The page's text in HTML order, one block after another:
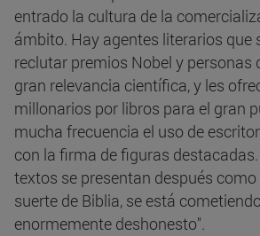
entrado la cultura de la
ámbito. Hay agentes literarios que
reclutar premios Nobel y personas
gran relevancia científica, y les
millonarios por libros para el gran
mucha frecuencia el uso de
con la firma de figuras
textos se presentan después
suerte de Biblia, se está
enormemente deshonesto".